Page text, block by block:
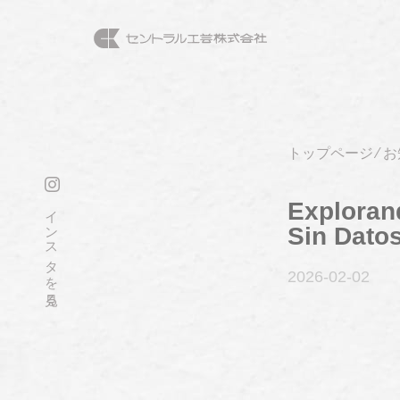
インスタを見る
トップページ⁄
Sin
2026-02-02